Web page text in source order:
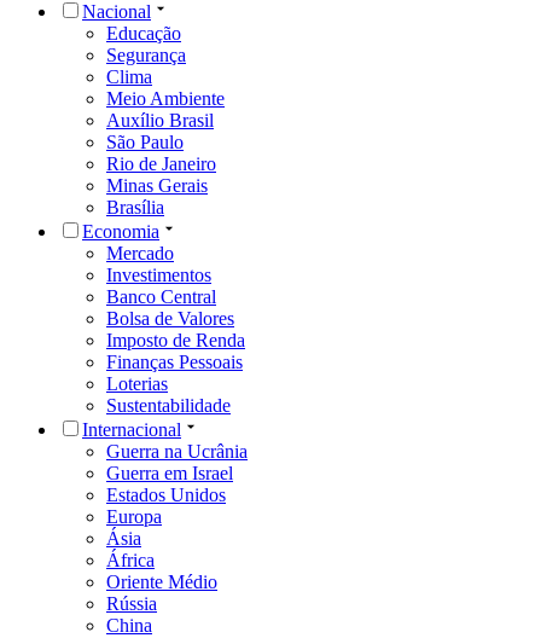
Nacional
Educação
Segurança
Clima
Meio Ambiente
Auxílio Brasil
São Paulo
Rio de Janeiro
Minas Gerais
Brasília
Economia
Mercado
Investimentos
Banco Central
Bolsa de Valores
Imposto de Renda
Finanças Pessoais
Loterias
Sustentabilidade
Internacional
Guerra na Ucrânia
Guerra em Israel
Estados Unidos
Europa
Ásia
África
Oriente Médio
Rússia
China